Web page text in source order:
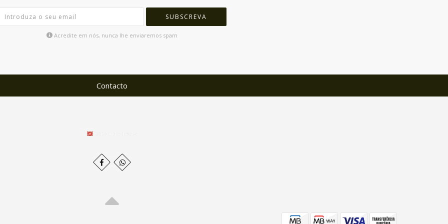
SUBSCREVA
Acredite em nós, nunca lhe enviaremos spam
Contacto